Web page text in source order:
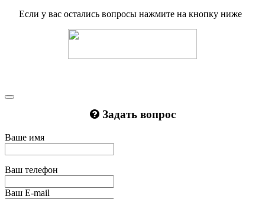
Если у вас остались вопросы нажмите на кнопку ниже
Задать вопрос
Ваше имя
Ваш телефон
Ваш E-mail